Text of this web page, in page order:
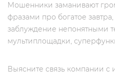
Мошенники заманивают
фразами про богатое
заблуждение непонятными
мультиплощадки,
Выясните связь компании с